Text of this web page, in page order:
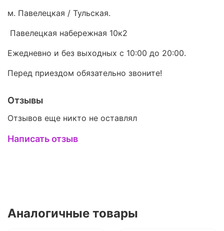
м. Павелецкая / Тульская.
Павелецкая набережная 10к2
Ежедневно и без выходных с 10:00 до 20:00.
Перед приездом обязательно звоните!
Отзывы
Отзывов еще никто не оставлял
Написать отзыв
Аналогичные товары